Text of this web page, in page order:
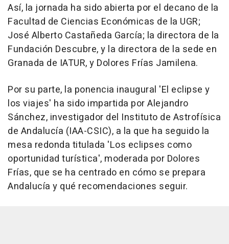
Así, la jornada ha sido abierta por el decano de la
Facultad de Ciencias Económicas de la UGR;
José Alberto Castañeda García; la directora de la
Fundación Descubre, y la directora de la sede en
Granada de IATUR, y Dolores Frías Jamilena.
Por su parte, la ponencia inaugural 'El eclipse y
los viajes' ha sido impartida por Alejandro
Sánchez, investigador del Instituto de Astrofísica
de Andalucía (IAA-CSIC), a la que ha seguido la
mesa redonda titulada 'Los eclipses como
oportunidad turística', moderada por Dolores
Frías, que se ha centrado en cómo se prepara
Andalucía y qué recomendaciones seguir.